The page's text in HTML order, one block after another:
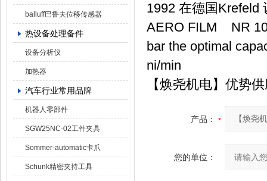
balluff巴鲁夫位移传感器
热设备处理备件
设备分析仪
加热器
汽车行业常用品牌
机器人零部件
SGW25NC-02工件夹具
Sommer-automatic卡爪
Schunk精密夹持工具
1992 在德国Krefeld
AERO FILM NR
bar the optimal
ni/min
【焕尧机电】优势
产品：
您的单位：